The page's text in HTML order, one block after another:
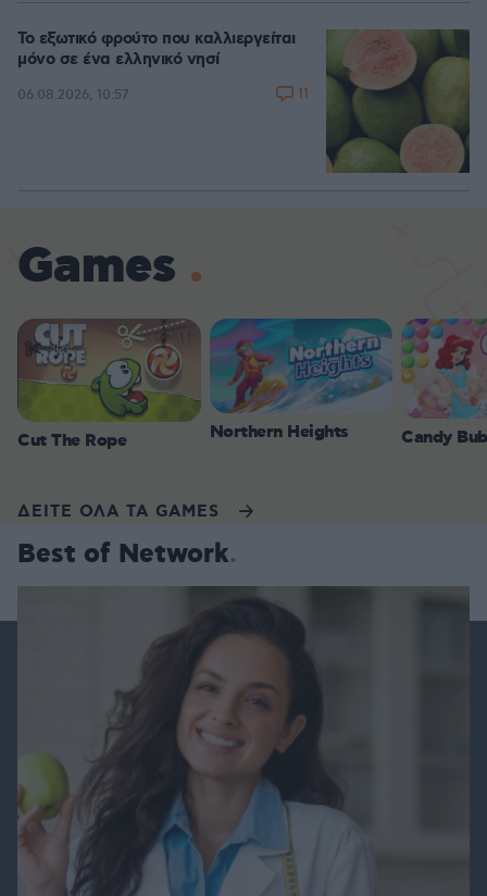
Το εξωτικό φρούτο που καλλιεργείται
μόνο σε ένα ελληνικό νησί
06.08.2026, 10:57 11
Games
Cut The Rope Northern Heights Candy
ΔΕΙΤΕ ΟΛΑ ΤΑ GAMES
Best of Network